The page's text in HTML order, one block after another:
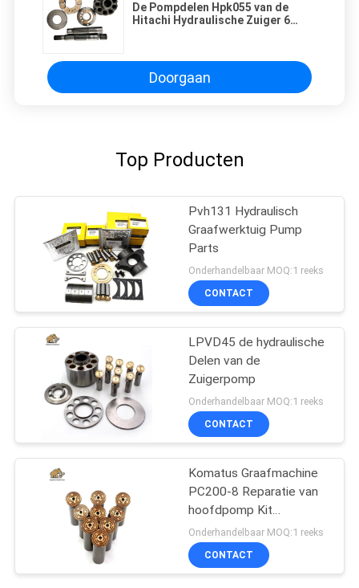
De Pompdelen Hpk055 van de
Hitachi Hydraulische Zuiger 6
Doorgaan
Top Producten
Pvh131 Hydraulisch
Graafwerktuig Pump
Parts
Onderhandelbaar MOQ:1 reeks
CONTACT
LPVD45 de hydraulische
Delen van de
Zuigerpomp
Onderhandelbaar MOQ:1 reeks
CONTACT
Komatus Graafmachine
PC200-8 Reparatie van
hoofdpomp Kit
Hydraulische pomp
Onderdeel zuigerpomp
Onderhoud reparatie
Onderhandelbaar MOQ:1 reeks
CONTACT